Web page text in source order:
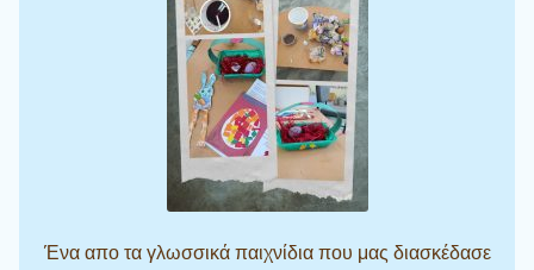
Ένα απο τα γλωσσικά παιχνίδια που μας διασκέδασε